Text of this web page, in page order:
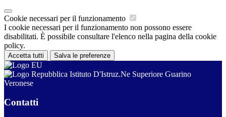
Cookie necessari per il funzionamento
I cookie necessari per il funzionamento non possono essere
disabilitati. È possibile consultare l'elenco nella pagina della cookie
policy.
Accetta tutti Salva le preferenze
Istituto D'Istruz.Ne Superiore Guarino
Veronese
Contatti